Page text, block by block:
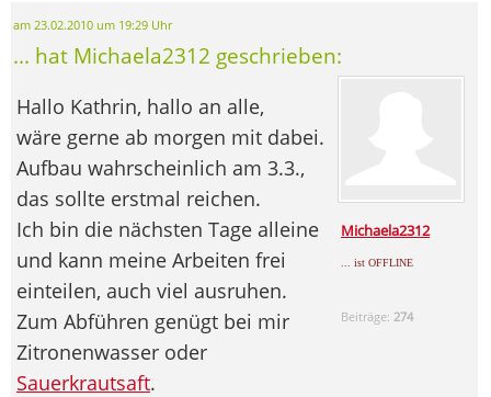
am 23.02.2010 um 19:29 Uhr
... hat Michaela2312 geschrieben:
Michaela2312
... ist OFFLINE
Beiträge: 274
Hallo Kathrin, hallo an alle,
wäre gerne ab morgen mit dabei.
Aufbau wahrscheinlich am 3.3.,
das sollte erstmal reichen.
Ich bin die nächsten Tage alleine
und kann meine Arbeiten frei
einteilen, auch viel ausruhen.
Zum Abführen genügt bei mir
Zitronenwasser oder
Sauerkrautsaft.